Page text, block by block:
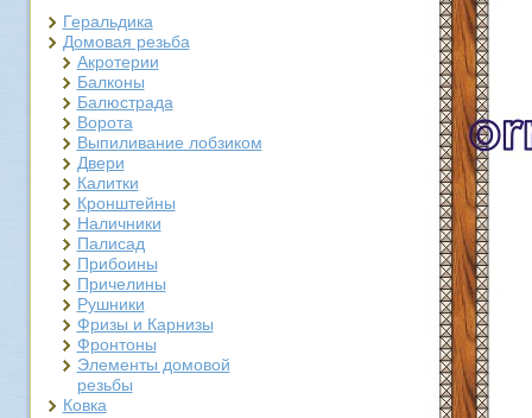
Геральдика
Домовая резьба
Акротерии
Балконы
Балюстрада
Ворота
Выпиливание лобзиком
Двери
Калитки
Кронштейны
Наличники
Палисад
Прибоины
Причелины
Рушники
Фризы и Карнизы
Фронтоны
Элементы домовой
резьбы
Ковка